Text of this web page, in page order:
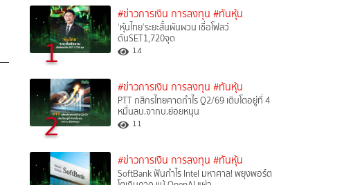
1
#ข่าวการเงิน การลงทุน #ทันหุ้น
‘หุ้นไทย’ระยะสั้นผันผวน เชื่อโฟลว์
ดันSET1,720จุด
14
2
#ข่าวการเงิน การลงทุน #ทันหุ้น
PTT กสิกรไทยคาดกำไร Q2/69 เติบโตอยู่ที่ 4
หมื่นลบ.จากบ.ย่อยหนุน
11
#ข่าวการเงิน การลงทุน #ทันหุ้น
SoftBank ฟันกำไร Intel มหาศาล! พยุงพอร์ต